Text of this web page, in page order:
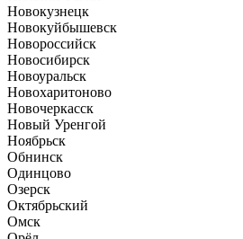
Новокузнецк
Новокуйбышевск
Новороссийск
Новосибирск
Новоуральск
Новохаритоново
Новочеркасск
Новый Уренгой
Ноябрьск
Обнинск
Одинцово
Озерск
Октябрьский
Омск